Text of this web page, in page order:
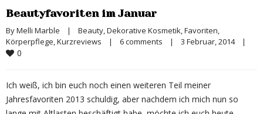
Beautyfavoriten im Januar
By Melli Marble | Beauty, Dekorative Kosmetik, Favoriten
Körperpflege, Kurzreviews | 6 comments | 3 Februar, 2014 |
0
Ich weiß, ich bin euch noch einen weiteren Teil meiner
Jahresfavoriten 2013 schuldig, aber nachdem ich mich nun so